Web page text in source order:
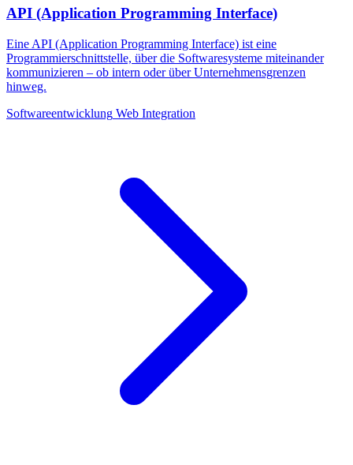
API (Application Programming Interface)
Eine API (Application Programming Interface) ist eine
Programmierschnittstelle, über die Softwaresysteme miteinander
kommunizieren – ob intern oder über Unternehmensgrenzen
hinweg.
Softwareentwicklung Web Integration